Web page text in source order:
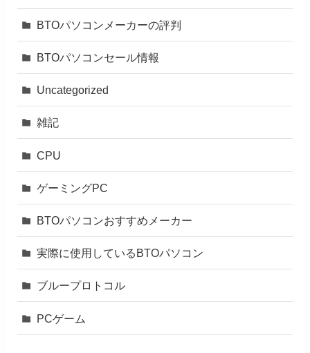
BTOパソコンメーカーの評判
BTOパソコンセール情報
Uncategorized
雑記
CPU
ゲーミングPC
BTOパソコンおすすめメーカー
実際に使用しているBTOパソコン
ブループロトコル
PCゲーム